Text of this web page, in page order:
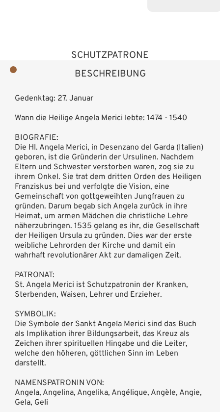
BESCHREIBUNG
SCHUTZPATRONE
Gedenktag: 27. Januar
Wann die Heilige Angela Merici lebte: 1474 - 1540
BIOGRAFIE:
Die Hl. Angela Merici, in Desenzano del Garda (Italien)
geboren, ist die Gründerin der Ursulinen. Nachdem
Eltern und Schwester verstorben waren, zog sie zu
ihrem Onkel. Sie trat dem dritten Orden des Heiligen
Franziskus bei und verfolgte die Vision, eine
Gemeinschaft von gottgeweihten Jungfrauen zu
gründen. Darum begab sich Angela zurück in ihre
Heimat, um armen Mädchen die christliche Lehre
näherzubringen. 1535 gelang es ihr, die Gesellschaft
der Heiligen Ursula zu gründen. Dies war der erste
weibliche Lehrorden der Kirche und damit ein
wahrhaft revolutionärer Akt zur damaligen Zeit.
PATRONAT:
St. Angela Merici ist Schutzpatronin der Kranken,
Sterbenden, Waisen, Lehrer und Erzieher.
SYMBOLIK:
Die Symbole der Sankt Angela Merici sind das Buch
als Implikation ihrer Bildungsarbeit, das Kreuz als
Zeichen ihrer spirituellen Hingabe und die Leiter,
welche den höheren, göttlichen Sinn im Leben
darstellt.
NAMENSPATRONIN VON:
Angela, Angelina, Angelika, Angélique, Angèle, Angie,
Gela, Geli